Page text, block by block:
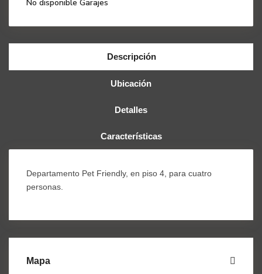
No disponible Garajes
Descripción
Ubicación
Detalles
Características
Departamento Pet Friendly, en piso 4, para cuatro
personas.
Mapa